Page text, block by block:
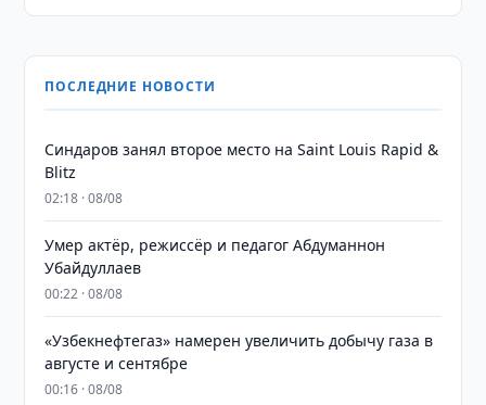
ПОСЛЕДНИЕ НОВОСТИ
Синдаров занял второе место на Saint Louis Rapid &
Blitz
02:18 · 08/08
Умер актёр, режиссёр и педагог Абдуманнон
Убайдуллаев
00:22 · 08/08
«Узбекнефтегаз» намерен увеличить добычу газа в
августе и сентябре
00:16 · 08/08